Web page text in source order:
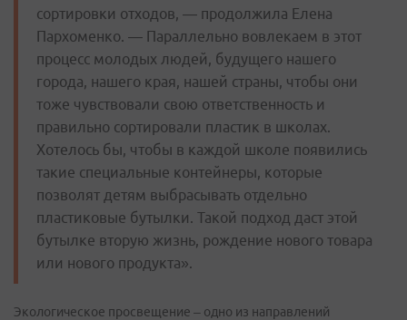
сортировки отходов, — продолжила Елена
Пархоменко. — Параллельно вовлекаем в этот
процесс молодых людей, будущего нашего
города, нашего края, нашей страны, чтобы они
тоже чувствовали свою ответственность и
правильно сортировали пластик в школах.
Хотелось бы, чтобы в каждой школе появились
такие специальные контейнеры, которые
позволят детям выбрасывать отдельно
пластиковые бутылки. Такой подход даст этой
бутылке вторую жизнь, рождение нового товара
или нового продукта».
Экологическое просвещение – одно из направлений